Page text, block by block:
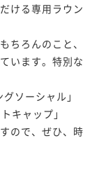
ける専用ラウン
ちろんのこと、
います。特別な
ソーシャル」
キャップ」
ので、ぜひ、時